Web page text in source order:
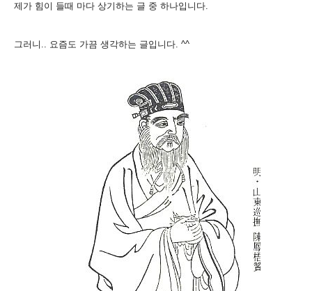
제가 힘이 들때 마다 상기하는 글 중 하나입니다.
그러니.. 요즘도 가끔 생각하는 글입니다. ^^